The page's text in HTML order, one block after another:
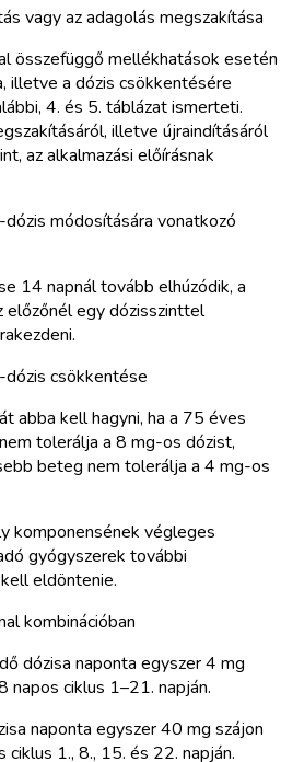
vagy az adagolás megszakítása
összefüggő mellékhatások esetén
illetve a dózis csökkentésére
4. és 5. táblázat ismerteti.
illetve újraindításáról
az alkalmazási előírásnak
módosítására vonatkozó
14 napnál tovább elhúzódik, a
előzőnél egy dózisszinttel
csökkentése
abba kell hagyni, ha a 75 éves
tolerálja a 8 mg-os dózist,
beteg nem tolerálja a 4 mg-os
komponensének végleges
gyógyszerek további
eldöntenie.
kombinációban
dózisa naponta egyszer 4 mg
napos ciklus 1–21. napján.
naponta egyszer 40 mg szájon
1., 8., 15. és 22. napján.